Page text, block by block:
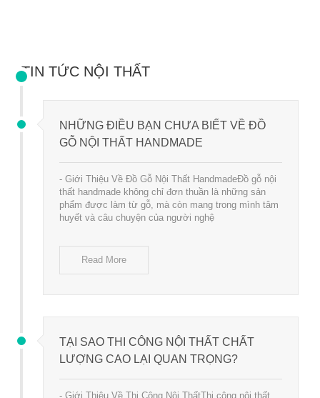
TIN TỨC NỘI THẤT
NHỮNG ĐIỀU BẠN CHƯA BIẾT VỀ ĐỒ
GỖ NỘI THẤT HANDMADE
- Giới Thiệu Về Đồ Gỗ Nội Thất HandmadeĐồ gỗ nội
thất handmade không chỉ đơn thuần là những sản
phẩm được làm từ gỗ, mà còn mang trong mình tâm
huyết và câu chuyện của người nghệ
Read More
TẠI SAO THI CÔNG NỘI THẤT CHẤT
LƯỢNG CAO LẠI QUAN TRỌNG?
- Giới Thiệu Về Thi Công Nội ThấtThi công nội thất